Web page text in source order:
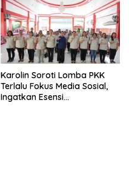
Karolin Soroti Lomba PKK
Terlalu Fokus Media Sosial,
Ingatkan Esensi